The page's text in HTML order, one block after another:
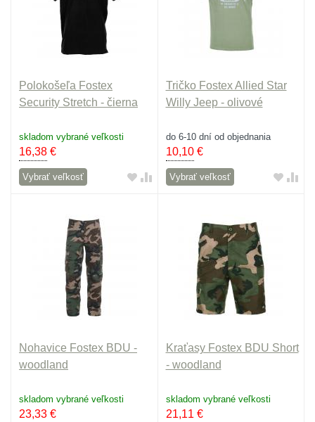
Polokošeľa Fostex
Security Stretch - čierna
skladom vybrané veľkosti
16,38 €
Vybrať veľkosť
Tričko Fostex Allied Star
Willy Jeep - olivové
do 6-10 dní od objednania
10,10€
Vybrať veľkosť
Nohavice Fostex BDU -
woodland
skladom vybrané veľkosti
23,33 €
Kraťasy Fostex BDU Short
- woodland
skladom vybrané veľkosti
21,11 €